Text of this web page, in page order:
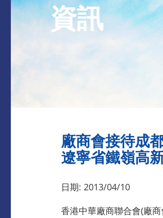
資訊
廠商會接待成
遼寧省鐵嶺高
日期: 2013/04/10
香港中華廠商聯合會(廠